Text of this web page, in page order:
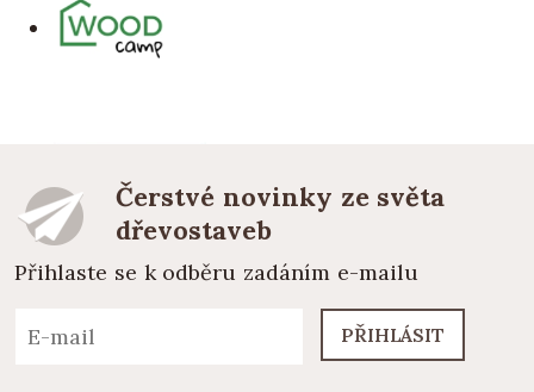
Čerstvé novinky ze světa
dřevostaveb
Přihlaste se k odběru zadáním e-mailu
PŘIHLÁSIT